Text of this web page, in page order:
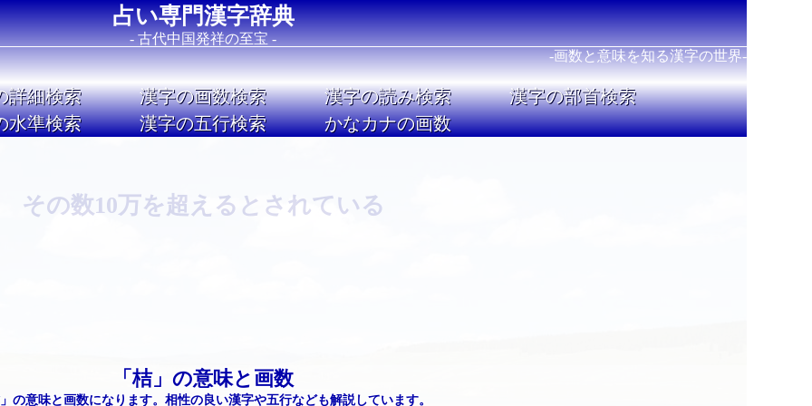
占い専門漢字辞典
- 古代中国発祥の至宝 -
-画数と意味を知る漢字の世界-
詳細検索 漢字の画数検索 漢字の読み検索
漢字の部首検索
水準検索
漢字の五行検索 かなカナの画数
その数10万を超えるとされている
「桔」の意味と画数
の意味と画数になります。相性の良い漢字や五行なども解説しています。